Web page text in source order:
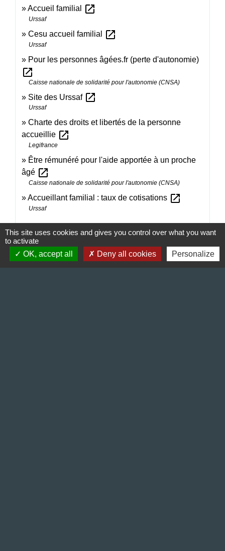
Accueil familial open_in_new
Urssaf
Cesu accueil familial open_in_new
Urssaf
Pour les personnes âgées.fr (perte d'autonomie)
open_in_new
Caisse nationale de solidarité pour l'autonomie (CNSA)
Site des Urssaf open_in_new
Urssaf
Charte des droits et libertés de la personne
accueillie open_in_new
Legifrance
Être rémunéré pour l'aide apportée à un proche
âgé open_in_new
Caisse nationale de solidarité pour l'autonomie (CNSA)
Accueillant familial : taux de cotisations open_in_new
Urssaf
Signaler une erreur sur cette page
This site uses cookies and gives you control over what you want
to activate
OK, accept all
Deny all cookies Personalize